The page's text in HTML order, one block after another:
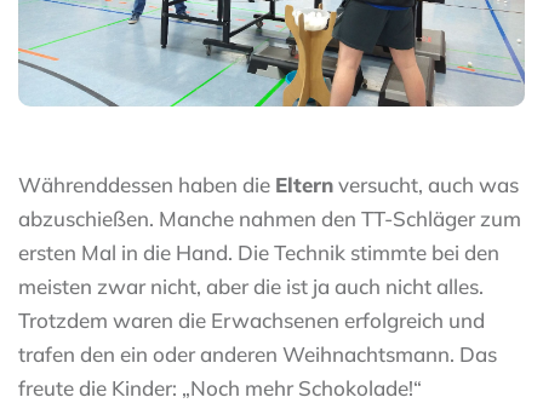
Währenddessen haben die Elternversucht, auch was
abzuschießen. Manche nahmen den TT-Schläger zum
ersten Mal in die Hand. Die Technik stimmte bei den
meisten zwar nicht, aber die ist ja auch nicht alles.
Trotzdem waren die Erwachsenen erfolgreich und
trafen den ein oder anderen Weihnachtsmann. Das
freute die Kinder: „Noch mehr Schokolade!“